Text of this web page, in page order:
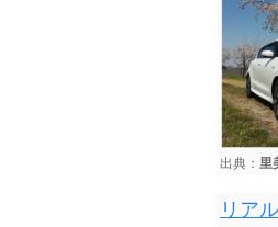
出典： 里
リア